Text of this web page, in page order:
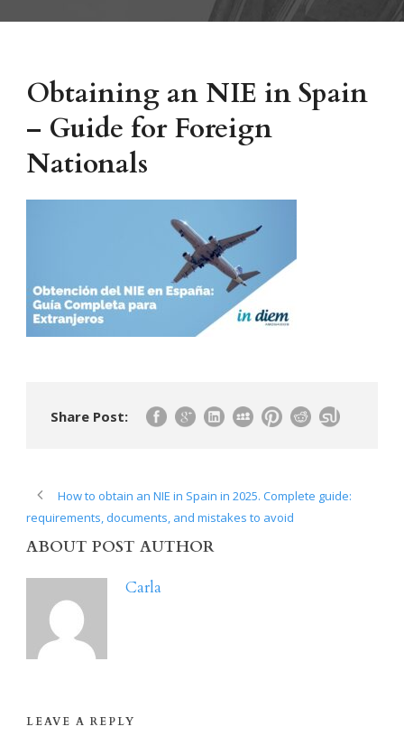
Obtaining an NIE in Spain
– Guide for Foreign
Nationals
Share Post:
How to obtain an NIE in Spain in 2025. Complete guide:
requirements, documents, and mistakes to avoid
ABOUT POST AUTHOR
Carla
LEAVE A REPLY